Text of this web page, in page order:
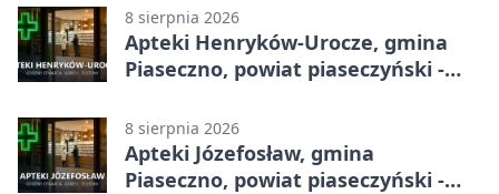
8 sierpnia 2026
Apteki Henryków-Urocze, gmina
Piaseczno, powiat piaseczyński -
8 sierpnia 2026
Apteki Józefosław, gmina
Piaseczno, powiat piaseczyński -